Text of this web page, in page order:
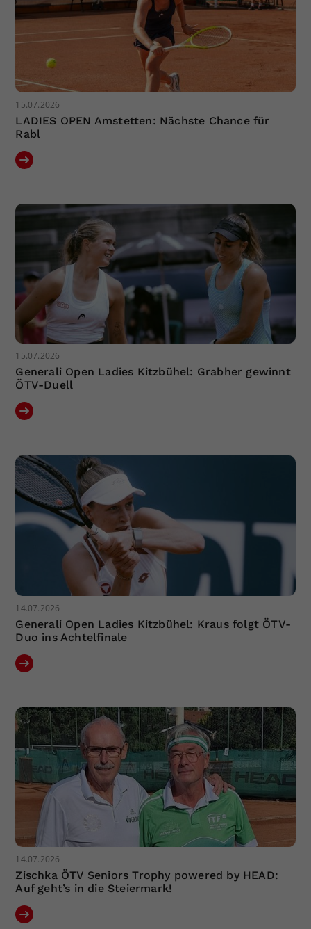
15.07.2026
LADIES OPEN Amstetten: Nächste Chance für
Rabl
15.07.2026
Generali Open Ladies Kitzbühel: Grabher gewinnt
ÖTV-Duell
14.07.2026
Generali Open Ladies Kitzbühel: Kraus folgt ÖTV-
Duo ins Achtelfinale
14.07.2026
Zischka ÖTV Seniors Trophy powered by HEAD:
Auf geht’s in die Steiermark!